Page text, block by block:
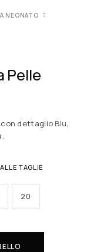
NEONATO
Pelle
dettaglio Blu,
TAGLIE
20